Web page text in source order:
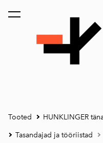
lisati ostukorvi.
Tooted HUNKLINGER
Tasandajad ja tööriistad